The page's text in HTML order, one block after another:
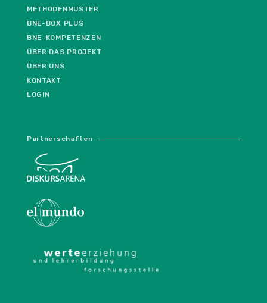
METHODENMUSTER
BNE-BOX PLUS
BNE-KOMPETENZEN
ÜBER DAS PROJEKT
ÜBER UNS
KONTAKT
LOGIN
Partnerschaften